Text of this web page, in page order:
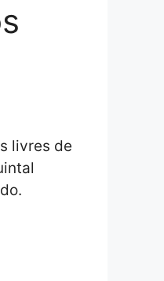
livres de